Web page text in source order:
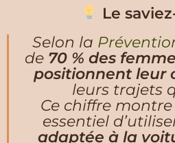
Le
Selon la
de 70 % des
positionnent leur
leurs trajets
Ce chiffre
essentiel
adaptée à la